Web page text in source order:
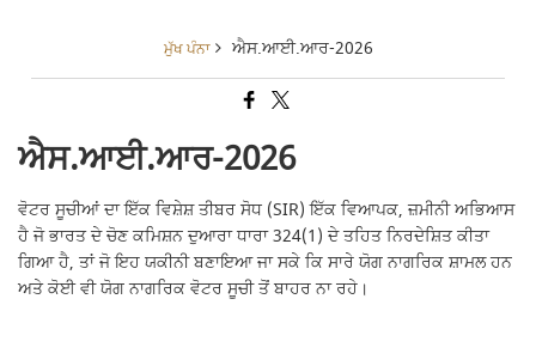
ਮੁੱਖ ਪੰਨਾ ਐਸ.ਆਈ.ਆਰ-2026
ਐਸ.ਆਈ.ਆਰ-2026
ਵੋਟਰ ਸੂਚੀਆਂ ਦਾ ਇੱਕ ਵਿਸ਼ੇਸ਼ ਤੀਬਰ ਸੋਧ (SIR) ਇੱਕ ਵਿਆਪਕ, ਜ਼ਮੀਨੀ ਅਭਿਆਸ
ਹੈ ਜੋ ਭਾਰਤ ਦੇ ਚੋਣ ਕਮਿਸ਼ਨ ਦੁਆਰਾ ਧਾਰਾ 324(1) ਦੇ ਤਹਿਤ ਨਿਰਦੇਸ਼ਿਤ ਕੀਤਾ
ਗਿਆ ਹੈ, ਤਾਂ ਜੋ ਇਹ ਯਕੀਨੀ ਬਣਾਇਆ ਜਾ ਸਕੇ ਕਿ ਸਾਰੇ ਯੋਗ ਨਾਗਰਿਕ ਸ਼ਾਮਲ ਹਨ
ਅਤੇ ਕੋਈ ਵੀ ਯੋਗ ਨਾਗਰਿਕ ਵੋਟਰ ਸੂਚੀ ਤੋਂ ਬਾਹਰ ਨਾ ਰਹੇ।